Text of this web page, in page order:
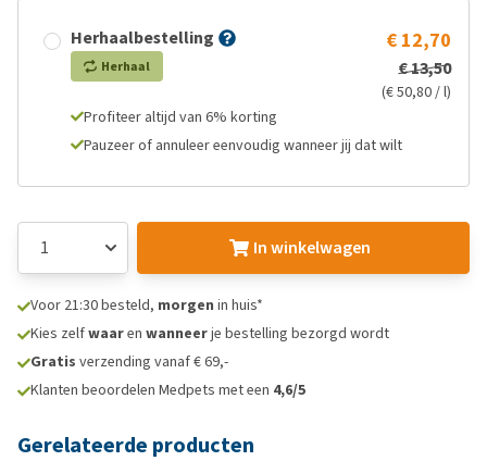
Herhaalbestelling
Herhaal
€ 12,70
€ 13,50
(€ 50,80 / l)
Profiteer altijd van 6% korting
Pauzeer of annuleer eenvoudig wanneer jij dat wilt
In winkelwagen
Voor 21:30 besteld, morgen in huis*
Kies zelfwaaren wanneerje bestelling bezorgd wordt
Gratis verzending vanaf € 69,-
Klanten beoordelen Medpets met een 4,6/5
Gerelateerde producten